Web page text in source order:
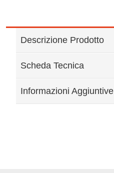
Descrizione Prodotto
Scheda Tecnica
Informazioni Aggiuntive